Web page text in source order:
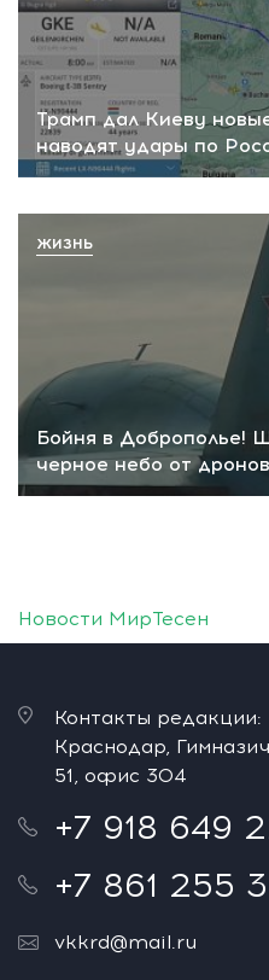
Трамп дал Киеву
наводят удары по
Бойня в Доброполье!
черное небо от дронов
ЖИЗНЬ
Новости МирТесен
Контакты редакции:
Краснодар,
51, офис 304
+7 918 649
+7 861 255
vkkrd@mail.ru